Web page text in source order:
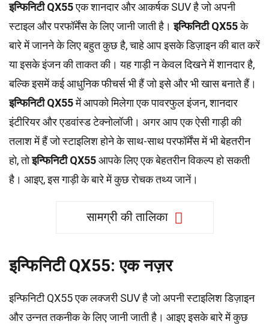
इन्फिनिटी QX55एक शानदार और आकर्षक SUV है जो अपनी
स्टाइल और परफॉर्मेंस के लिए जानी जाती है।इन्फिनिटी QX55के
बारे में जानने के लिए बहुत कुछ है, चाहे आप इसके डिज़ाइन की बात करें
या इसके इंजन की ताकत की। यह गाड़ी न केवल दिखने में शानदार है,
बल्कि इसमें कई आधुनिक फीचर्स भी हैं जो इसे और भी खास बनाते हैं।
इन्फिनिटी QX55में आपको मिलेगा एक पावरफुल इंजन, शानदार
इंटीरियर और एडवांस्ड टेक्नोलॉजी। अगर आप एक ऐसी गाड़ी की
तलाश में हैं जो स्टाइलिश होने के साथ-साथ परफॉर्मेंस में भी बेहतरीन
हो, तोइन्फिनिटी QX55आपके लिए एक बेहतरीन विकल्प हो सकती
है। आइए, इस गाड़ी के बारे में कुछ रोचक तथ्य जानें।
सामग्री की तालिका
इन्फिनिटी QX55: एक नज़र
इन्फिनिटी QX55 एक लक्जरी SUV है जो अपनी स्टाइलिश डिज़ाइन
और उन्नत तकनीक के लिए जानी जाती है। आइए इसके बारे में कुछ